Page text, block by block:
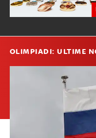
OLIMPIADI: ULTIME